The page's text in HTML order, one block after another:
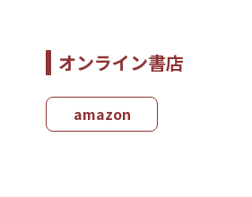
オンライン書店
amazon